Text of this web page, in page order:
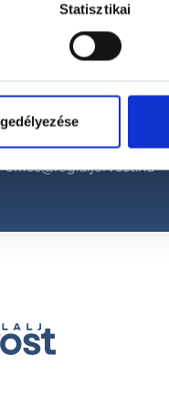
Statisztikai
Telefon
(H-P: 8:00-20:00)
Email
office@foglaljorvost.hu